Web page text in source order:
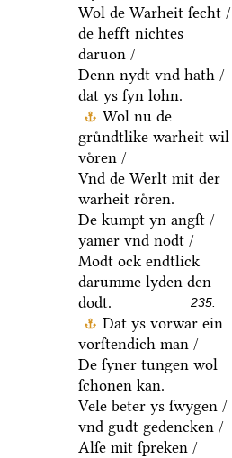
Wol de Warheit ſecht /
de hefft nichtes
daruon /
Denn nydt vnd hath /
dat ys ſyn lohn.
Wol nu de
gruͤndtlike warheit wil
voͤren /
Vnd de Werlt mit der
warheit roͤren.
De kumpt yn angſt /
yamer vnd nodt /
Modt ock endtlick
darumme lyden den
dodt.
235.
Dat ys vorwar ein
vorſtendich man /
De ſyner tungen wol
ſchonen kan.
Vele beter ys ſwygen /
vnd gudt gedencken /
Alſe mit ſpreken /